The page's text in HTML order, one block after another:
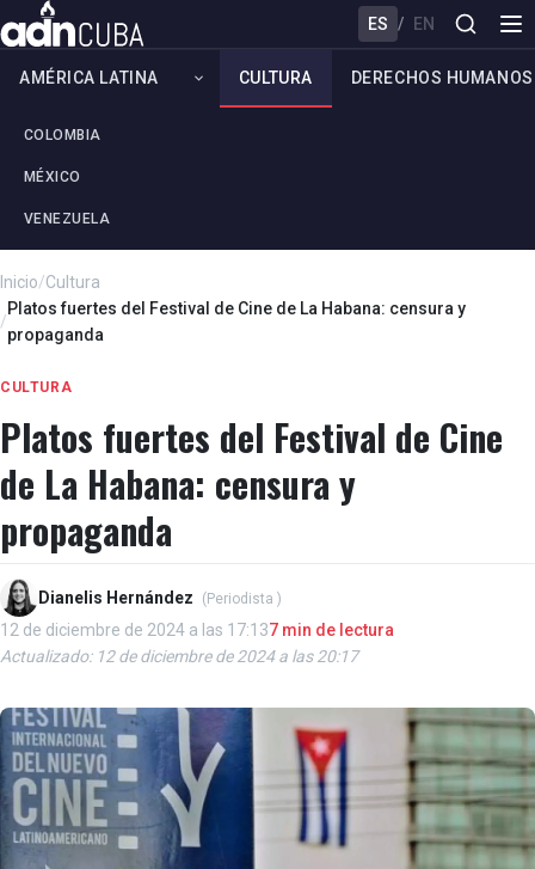
ES / EN
AMÉRICA LATINA
COLOMBIA
MÉXICO
VENEZUELA
CULTURA DERECHOS HUMANOS
Inicio/Cultura
/
Platos fuertes del Festival de Cine de La Habana: censura y
propaganda
CULTURA
Platos fuertes del Festival de Cine
de La Habana: censura y
propaganda
Dianelis Hernández (Periodista )
12 de diciembre de 2024 a las 17:137 min de lectura
Actualizado: 12 de diciembre de 2024 a las 20:17